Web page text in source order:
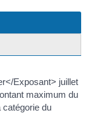
Exposant> juillet
maximum du
catégorie du